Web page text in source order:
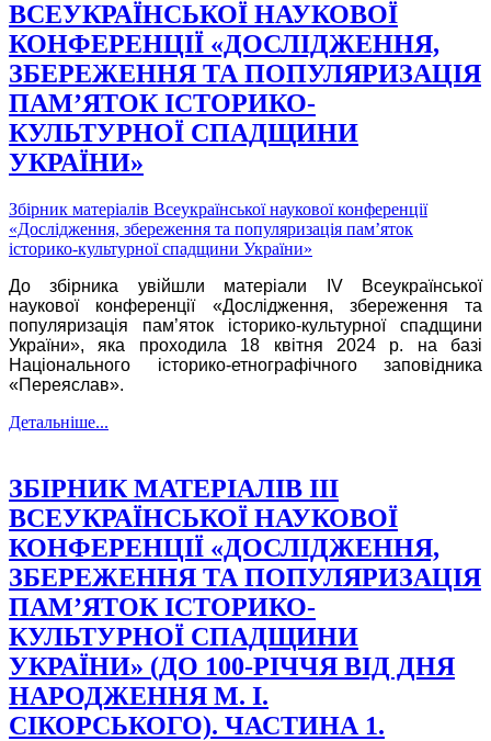
ВСЕУКРАЇНСЬКОЇ НАУКОВОЇ
КОНФЕРЕНЦІЇ «ДОСЛІДЖЕННЯ,
ЗБЕРЕЖЕННЯ ТА ПОПУЛЯРИЗАЦІЯ
ПАМ’ЯТОК ІСТОРИКО-
КУЛЬТУРНОЇ СПАДЩИНИ
УКРАЇНИ»
Збірник матеріалів Всеукраїнської наукової конференції
«Дослідження, збереження та популяризація пам’яток
історико-культурної спадщини України»
До збірника увійшли матеріали IV Всеукраїнської
наукової конференції «Дослідження, збереження та
популяризація пам’яток історико-культурної спадщини
України», яка проходила 18 квітня 2024 р. на базі
Національного історико-етнографічного заповідника
«Переяслав».
Детальніше...
ЗБІРНИК МАТЕРІАЛІВ III
ВСЕУКРАЇНСЬКОЇ НАУКОВОЇ
КОНФЕРЕНЦІЇ «ДОСЛІДЖЕННЯ,
ЗБЕРЕЖЕННЯ ТА ПОПУЛЯРИЗАЦІЯ
ПАМ’ЯТОК ІСТОРИКО-
КУЛЬТУРНОЇ СПАДЩИНИ
УКРАЇНИ» (ДО 100-РІЧЧЯ ВІД ДНЯ
НАРОДЖЕННЯ М. І.
СІКОРСЬКОГО). ЧАСТИНА 1.